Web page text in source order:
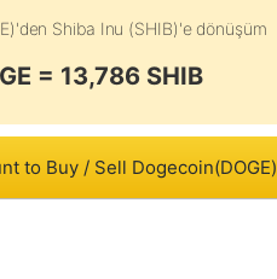
'den Shiba Inu (SHIB)'e dönüşüm
= 13,786 SHIB
to Buy / Sell Dogecoin(DOGE)